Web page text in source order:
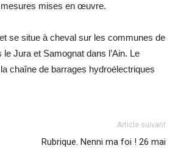
mises en œuvre.
se situe à cheval sur les communes de
Jura et Samognat dans l’Ain. Le
chaîne de barrages hydroélectriques
Article suivant
Rubrique. Nenni ma foi ! 26 mai